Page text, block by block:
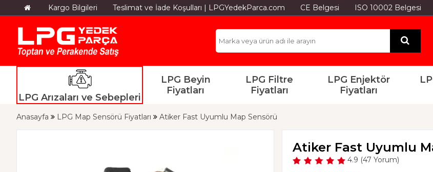
Kargo Bilgileri Teslimat ve İade Koşulları | LPGYedekParca.com CE Belgesi ISO 10002 Belgesi
LPG Arızaları ve Sebepleri
LPG Beyin
Fiyatları
LPG Filtre
Fiyatları
LPG Enjektör
Fiyatları
Anasayfa LPG Map Sensörü Fiyatları Atiker Fast Uyumlu Map Sensörü
Atiker Fast Uyumlu
4.9 (47 Yorum)